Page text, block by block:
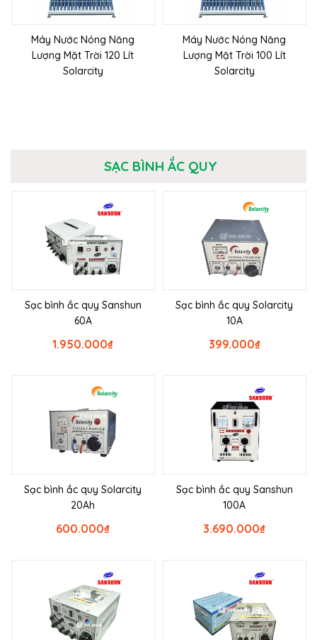
Máy Nước Nóng Năng
Lượng Mặt Trời 120 Lít
Solarcity
Máy Nước Nóng Năng
Lượng Mặt Trời 100 Lít
Solarcity
SẠC BÌNH ẮC QUY
Sạc bình ắc quy Sanshun
60A
₫
1.950.000
Sạc bình ắc quy Solarcity
10A
₫
399.000
Sạc bình ắc quy Solarcity
20Ah
₫
600.000
Sạc bình ắc quy Sanshun
100A
₫
3.690.000